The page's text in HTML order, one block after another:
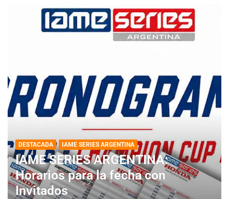
DESTACADA IAME SERIES ARGENTINA
IAME SERIES ARGENTINA:
Horarios para la fecha con
Invitados